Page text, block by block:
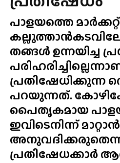
പാളയത്തെ മാർക്കറ്റ്
തങ്ങൾ ഉന്നയിച്ച
പ്രതിഷേധിക്കുന്ന
പറയുന്നത്.
പൈതൃകമായ
ഇവിടെനിന്ന് മാറ്റാൻ
പ്രതിഷേധക്കാർ